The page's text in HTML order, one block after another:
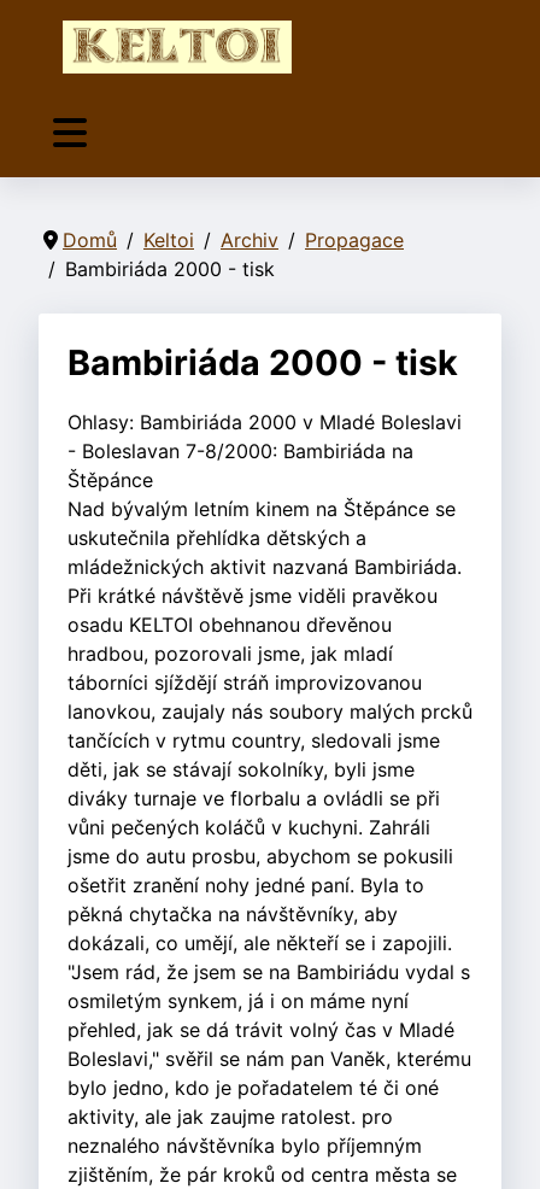
Domů Keltoi Archiv
Propagace
Bambiriáda 2000 - tisk
Bambiriáda 2000 - tisk
Ohlasy: Bambiriáda 2000 v Mladé Boleslavi
- Boleslavan 7-8/2000: Bambiriáda na
Štěpánce
Nad bývalým letním kinem na Štěpánce se
uskutečnila přehlídka dětských a
mládežnických aktivit nazvaná Bambiriáda.
Při krátké návštěvě jsme viděli pravěkou
osadu KELTOI obehnanou dřevěnou
hradbou, pozorovali jsme, jak mladí
táborníci sjíždějí stráň improvizovanou
lanovkou, zaujaly nás soubory malých prcků
tančících v rytmu country, sledovali jsme
děti, jak se stávají sokolníky, byli jsme
diváky turnaje ve florbalu a ovládli se při
vůni pečených koláčů v kuchyni. Zahráli
jsme do autu prosbu, abychom se pokusili
ošetřit zranění nohy jedné paní. Byla to
pěkná chytačka na návštěvníky, aby
dokázali, co umějí, ale někteří se i zapojili.
"Jsem rád, že jsem se na Bambiriádu vydal s
osmiletým synkem, já i on máme nyní
přehled, jak se dá trávit volný čas v Mladé
Boleslavi," svěřil se nám pan Vaněk, kterému
bylo jedno, kdo je pořadatelem té či oné
aktivity, ale jak zaujme ratolest. pro
neznalého návštěvníka bylo příjemným
zjištěním, že pár kroků od centra města se